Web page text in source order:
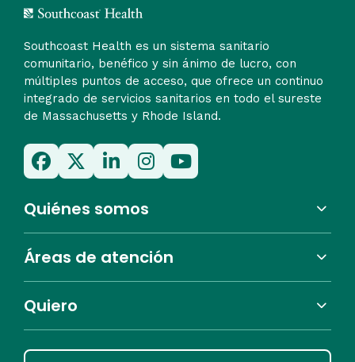
Southcoast Health es un sistema sanitario
comunitario, benéfico y sin ánimo de lucro, con
múltiples puntos de acceso, que ofrece un continuo
integrado de servicios sanitarios en todo el sureste
de Massachusetts y Rhode Island.
Quiénes somos
Áreas de atención
Quiero